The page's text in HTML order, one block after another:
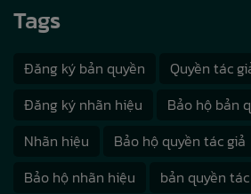
Tags
Đăng ký bản quyền
Quyền tác
Đăng ký nhãn hiệu
Bảo hộ bản
Nhãn hiệu
Bảo hộ quyền tác giả
Bảo hộ nhãn hiệu
bản quyền